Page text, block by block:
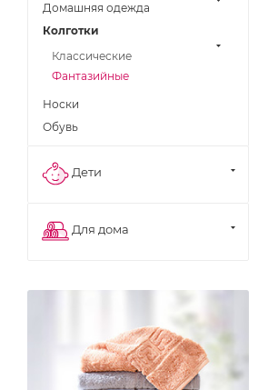
Домашняя одежда
Колготки
Классические
Фантазийные
Носки
Обувь
Дети
Для дома